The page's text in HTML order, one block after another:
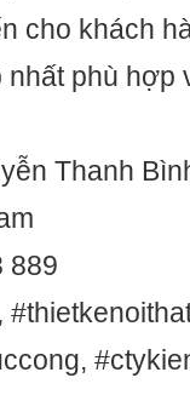
cho khách
nhất phù hợp
Thanh
889